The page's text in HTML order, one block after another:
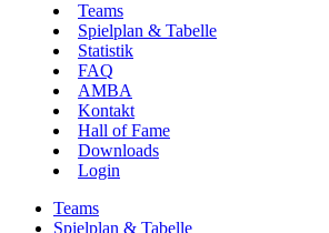
Teams
Spielplan & Tabelle
Statistik
FAQ
AMBA
Kontakt
Hall of Fame
Downloads
Login
Teams
Spielplan & Tabelle